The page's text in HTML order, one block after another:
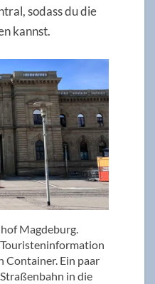
sodass du die
kannst.
Magdeburg.
Container. Ein paar
in die